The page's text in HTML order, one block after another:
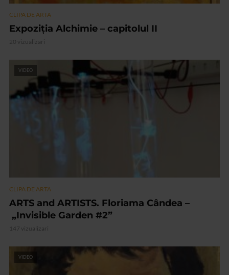
CLIPA DE ARTA
Expoziția Alchimie – capitolul II
20 vizualizari
VIDEO
CLIPA DE ARTA
ARTS and ARTISTS. Floriama Cândea –
„Invisible Garden #2”
147 vizualizari
VIDEO